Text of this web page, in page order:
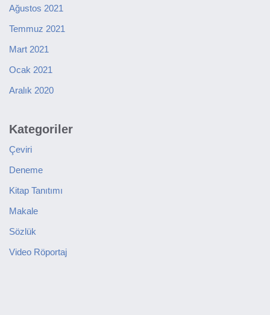
Ağustos 2021
Temmuz 2021
Mart 2021
Ocak 2021
Aralık 2020
Kategoriler
Çeviri
Deneme
Kitap Tanıtımı
Makale
Sözlük
Video Röportaj